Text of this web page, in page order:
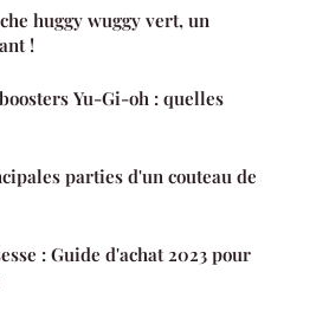
huggy wuggy vert, un
!
Yu-Gi-oh : quelles
parties d'un couteau de
: Guide d'achat 2023 pour